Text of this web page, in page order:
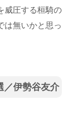
威圧する桓騎の
は無いかと思っ
／伊勢谷友介